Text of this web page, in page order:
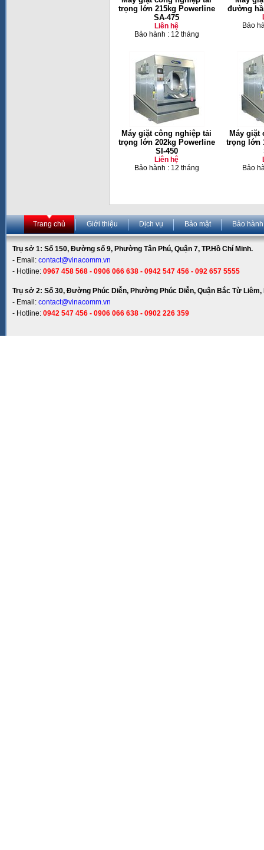
trọng lớn 215kg Powerline
SA-475
Liên hệ
Bảo hành : 12 tháng
đường
Bảo
Máy giặt công nghiệp tải
trọng lớn 202kg Powerline
SI-450
Liên hệ
Bảo hành : 12 tháng
Máy giặt
trọng lớn
Bảo
Trang chủ Giới thiệu Dịch vụ Bảo mật Bảo hành
Trụ sở 1: Số 150, Đường số 9, Phường Tân Phú, Quận 7, TP.Hồ Chí Minh.
- Email: contact@vinacomm.vn
- Hotline: 0967 458 568 - 0906 066 638 - 0942 547 456 - 092 657 5555
Trụ sở 2: Số 30, Đường Phúc Diễn, Phường Phúc Diễn, Quận Bắc Từ Liêm,
- Email: contact@vinacomm.vn
- Hotline: 0942 547 456 - 0906 066 638 - 0902 226 359